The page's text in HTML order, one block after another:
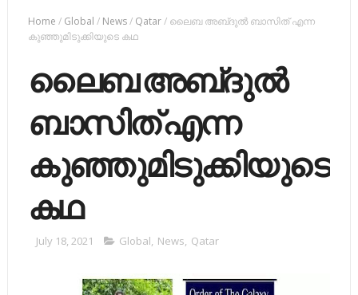
Home / Global / News/ Qatar/ ലൈബ അബ്​ദുൽ ബാസിത്​ എന്ന
കുഞ്ഞുമിടുക്കിയുടെ കഥ
ലൈബ അബ്​ദുൽ
ബാസിത്​ എന്ന
കുഞ്ഞുമിടുക്കിയുടെ
കഥ
July 18, 2021 Global, News, Qatar